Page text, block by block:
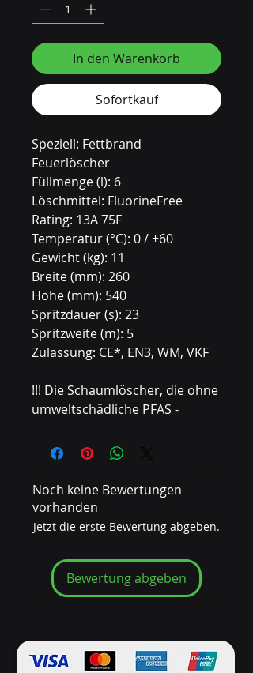
In den Warenkorb
Sofortkauf
Speziell: Fettbrand
Feuerlöscher
Füllmenge (l): 6
Löschmittel: FluorineFree
Rating: 13A 75F
Temperatur (°C): 0 / +60
Gewicht (kg): 11
Breite (mm): 260
Höhe (mm): 540
Spritzdauer (s): 23
Spritzweite (m): 5
Zulassung: CE*, EN3, WM, VKF
!!! Die Schaumlöscher, die ohne
umweltschädliche PFAS -
auskommen. In Hinblick auf das
Fluorverbot ein wichtiger
Aspekt!
Noch keine Bewertungen
vorhanden
Jetzt die erste Bewertung abgeben.
Bewertung abgeben